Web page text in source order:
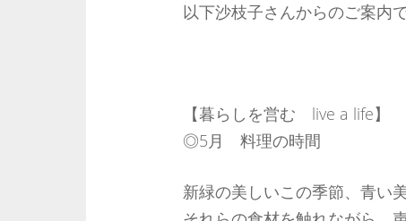
以下沙枝子さんからのご案内で
【暮らしを営む live a life】
◎5月 料理の時間
新緑の美しいこの季節、青い